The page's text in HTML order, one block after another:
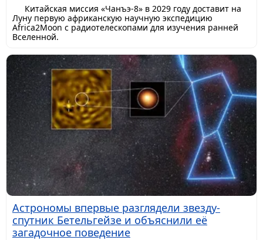
Китайская миссия «Чанъэ-8» в 2029 году доставит на
Луну первую африканскую научную экспедицию
Africa2Moon с радиотелескопами для изучения ранней
Вселенной.
Астрономы впервые разглядели звезду-
спутник Бетельгейзе и объяснили её
загадочное поведение